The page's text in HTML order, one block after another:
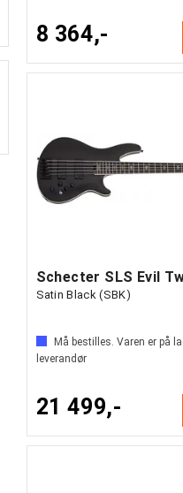
8 364,-
Schecter SLS Evil
Satin Black (SBK)
Må bestilles. Varen er på
leverandør
21 499,-